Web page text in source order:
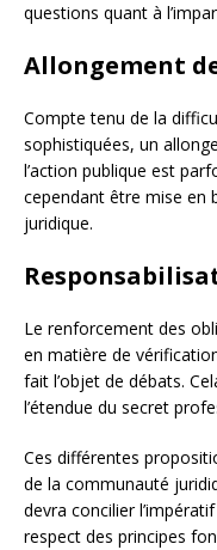
questions quant à
Allongement
Compte tenu de la
sophistiquées, un
l’action publique est
cependant être mise en
juridique.
Le renforcement des
en matière de
fait l’objet de débats.
l’étendue du secret
Ces différentes
de la communauté
devra concilier
respect des principes